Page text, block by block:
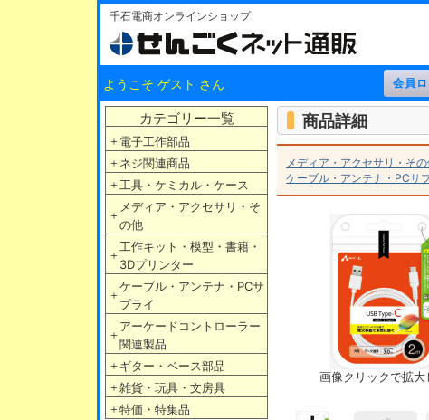
千石電商オンラインショップ
ようこそ ゲスト さん
カテゴリー一覧
＋ 電子工作部品
＋ ネジ関連商品
＋ 工具・ケミカル・ケース
＋
メディア・アクセサリ・そ
の他
＋
工作キット・模型・書籍・
3Dプリンター
＋
ケーブル・アンテナ・PCサ
プライ
＋
アーケードコントローラー
関連製品
＋ ギター・ベース部品
＋ 雑貨・玩具・文房具
＋ 特価・特集品
商品詳細
メディア・アクセサリ・そ
ケーブル・アンテナ・PCサ
画像クリックで拡大